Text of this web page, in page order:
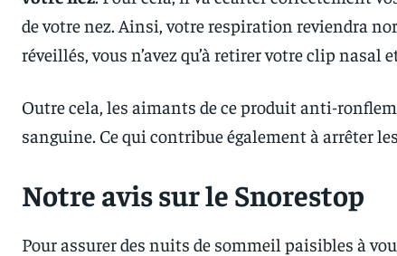
de votre nez. Ainsi, votre respiration reviendra
réveillés, vous n’avez qu’à retirer votre clip nasal
Outre cela, les aimants de ce produit anti-
sanguine. Ce qui contribue également à arrêter
Notre avis sur le Snorestop
Pour assurer des nuits de sommeil paisibles à